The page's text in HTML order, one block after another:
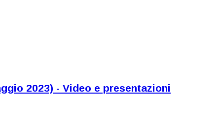
2023) - Video e presentazioni